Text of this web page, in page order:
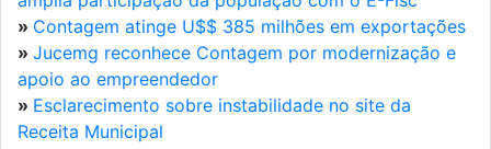
» Contagem atinge U$$ 385 milhões em exportações
» Jucemg reconhece Contagem por modernização e
apoio ao empreendedor
» Esclarecimento sobre instabilidade no site da
Receita Municipal